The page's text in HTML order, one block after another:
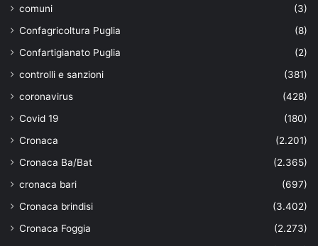
comuni
(3)
Confagricoltura Puglia
(8)
Confartigianato Puglia
(2)
controlli e sanzioni
(381)
coronavirus
(428)
Covid 19
(180)
Cronaca
(2.201)
Cronaca Ba/Bat
(2.365)
cronaca bari
(697)
Cronaca brindisi
(3.402)
Cronaca Foggia
(2.273)